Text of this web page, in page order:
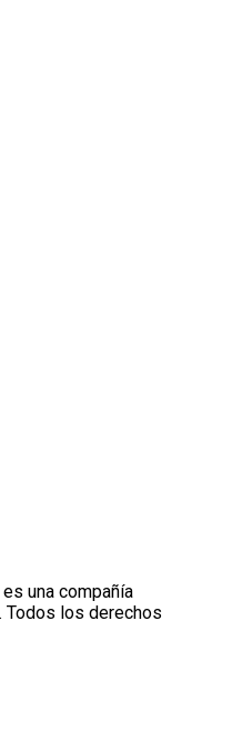
una compañía
Todos los derechos